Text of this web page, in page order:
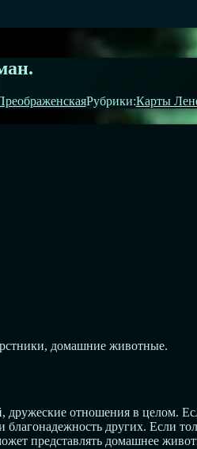
Рубрики:Карты
домашние животные.
дружеские отношения в целом.
других. Если
представлять домашнее